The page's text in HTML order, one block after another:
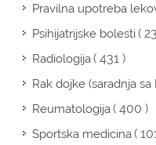
Pravilna upotreba
Psihijatrijske bolesti(
Radiologija( 431 )
Rak dojke (saradnja
Reumatologija( 400 )
Sportska medicina(